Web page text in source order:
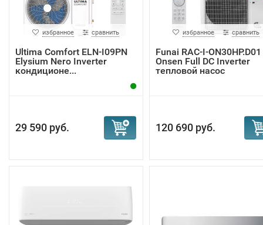
избранное сравнить
Ultima Comfort ELN-I09PN
Elysium Nero Inverter
кондиционе...
29 590 руб.
избранное сравнить
Funai RAC-I-ON30HP.D01
Onsen Full DC Inverter
тепловой насос
120 690 руб.